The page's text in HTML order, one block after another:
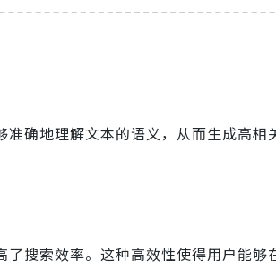
确地理解文本的语义，从而生成高相
搜索效率。这种高效性使得用户能够